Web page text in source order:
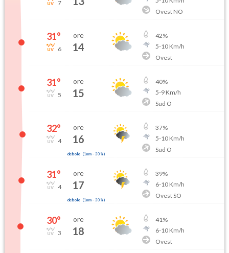
7
Ovest NO
31°
6
ore
14
42%
5-10Km/h
Ovest
31°
5
ore
15
40%
5-9Km/h
Sud O
32°
4
ore
16
debole (1mm- 30 %)
37%
5-10Km/h
Sud O
31°
4
ore
17
debole (1mm- 30 %)
39%
6-10Km/h
Ovest SO
30°
3
ore
18
41%
6-10Km/h
Ovest